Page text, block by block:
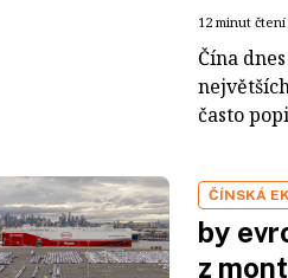
12 minut čtení
Čína
často
ČÍNSKÁ
by
z